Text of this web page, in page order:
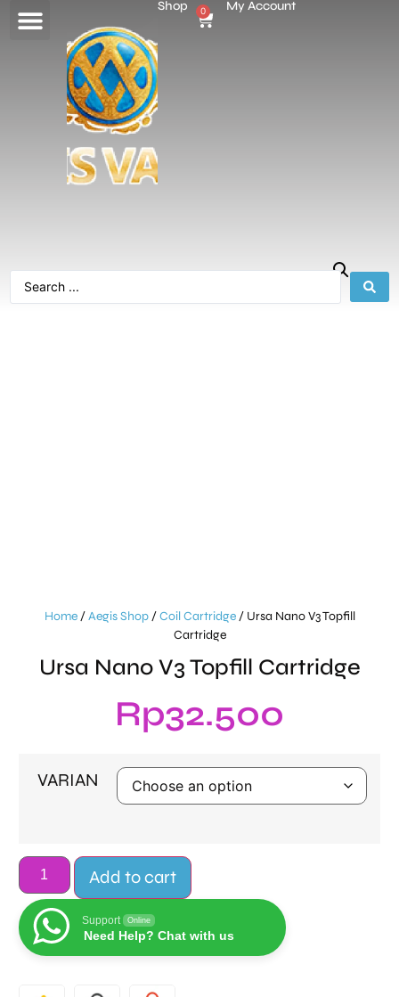
Shop 0 My Account
Home/Aegis Shop/Coil Cartridge/ Ursa Nano V3 Topfill
Cartridge
Ursa Nano V3 Topfill Cartridge
Rp32.500
VARIAN
Add to cart
Support Online
Need Help? Chat with us